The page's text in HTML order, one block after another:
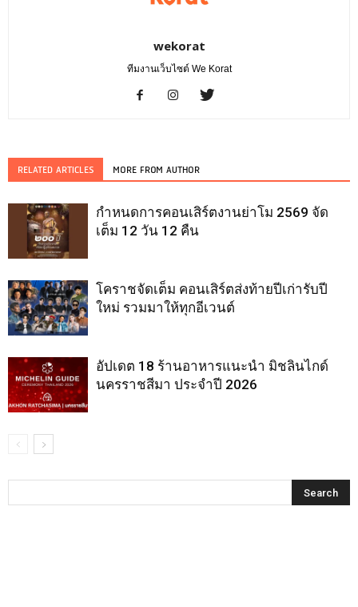
wekorat
ทีมงานเว็บไซต์ We Korat
RELATED ARTICLES MORE FROM AUTHOR
กำหนดการคอนเสิร์ตงานย่าโม 2569 จัด
เต็ม 12 วัน 12 คืน
โคราชจัดเต็ม คอนเสิร์ตส่งท้ายปีเก่ารับปี
ใหม่ รวมมาให้ทุกอีเวนต์
อัปเดต 18 ร้านอาหารแนะนำ มิชลินไกด์
นครราชสีมา ประจำปี 2026